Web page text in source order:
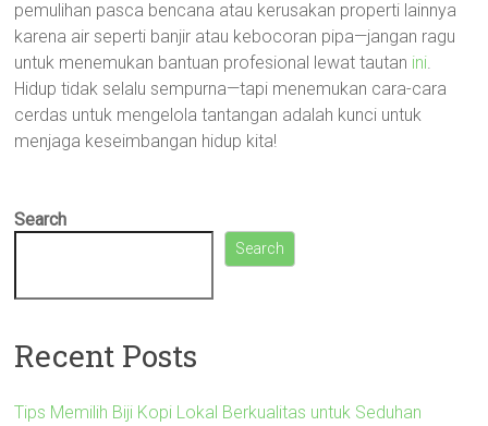
pemulihan pasca bencana atau kerusakan properti lainnya
karena air seperti banjir atau kebocoran pipa—jangan ragu
untuk menemukan bantuan profesional lewat tautan ini.
Hidup tidak selalu sempurna—tapi menemukan cara-cara
cerdas untuk mengelola tantangan adalah kunci untuk
menjaga keseimbangan hidup kita!
Search
Search
Recent Posts
Tips Memilih Biji Kopi Lokal Berkualitas untuk Seduhan